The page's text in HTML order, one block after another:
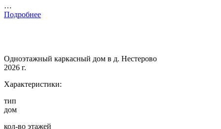
…
Подробнее
Одноэтажный каркасный дом в д. Нестерово
2026 г.
Характеристики:
тип
дом
кол-во этажей